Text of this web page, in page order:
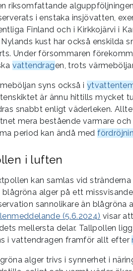
riksomfattande
i enstaka insjövatten,
Finland och i Kirkkojärvi i
kust har också enskilda
Under försommaren
vattendragen, trots
syns också i
är ännu hittills mycket
snabbt enligt väderleken.
mera bestående varmare och
period kan ändå med
i luften
kan samlas vid
blågröna alger på ett
sannolikare än blågröna
(5.6.2024) visar
mellersta delar. Tallpollen
i vattendragen framför allt efter
alger trivs i synnerhet i